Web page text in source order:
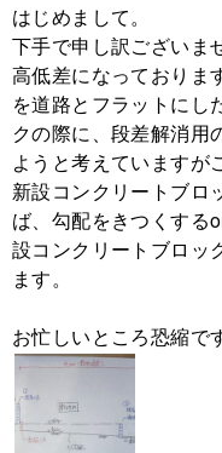
はじめまして。
下手で申し訳ございま
高低差になっており
を道路とフラットに
クの際に、段差解消用
ようと考えていますが
新設コンクリートブロ
ば、勾配をきつくす
設コンクリートブロッ
ます。
お忙しいところ恐縮で